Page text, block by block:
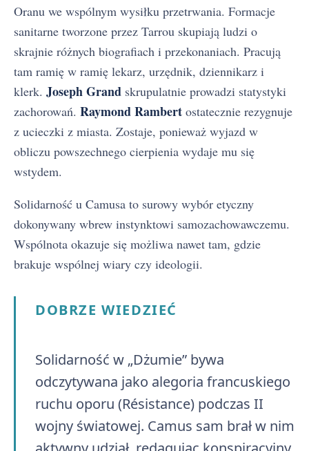
Oranu we wspólnym wysiłku przetrwania. Formacje
sanitarne tworzone przez Tarrou skupiają ludzi o
skrajnie różnych biografiach i przekonaniach. Pracują
tam ramię w ramię lekarz, urzędnik, dziennikarz i
klerk. Joseph Grand skrupulatnie prowadzi statystyki
zachorowań. Raymond Rambert ostatecznie rezygnuje
z ucieczki z miasta. Zostaje, ponieważ wyjazd w
obliczu powszechnego cierpienia wydaje mu się
wstydem.
Solidarność u Camusa to surowy wybór etyczny
dokonywany wbrew instynktowi samozachowawczemu.
Wspólnota okazuje się możliwa nawet tam, gdzie
brakuje wspólnej wiary czy ideologii.
DOBRZE WIEDZIEĆ
Solidarność w „Dżumie” bywa
odczytywana jako alegoria francuskiego
ruchu oporu (Résistance) podczas II
wojny światowej. Camus sam brał w nim